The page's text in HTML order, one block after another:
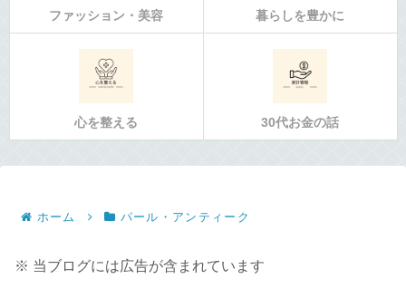
ファッション・美容 暮らしを豊かに
心を整える 30代お金の話
ホーム パール・アンティーク
※ 当ブログには広告が含まれています